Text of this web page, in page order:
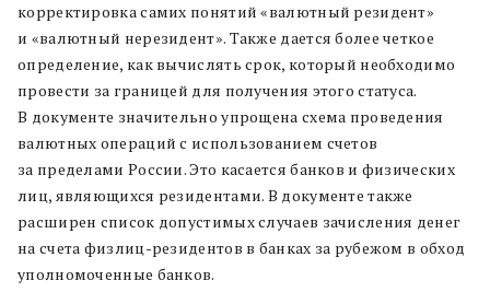
корректировка самих понятий «валютный резидент»
и «валютный нерезидент». Также дается более четкое
определение, как вычислять срок, который необходимо
провести за границей для получения этого статуса.
В документе значительно упрощена схема проведения
валютных операций с использованием счетов
за пределами России. Это касается банков и физических
лиц, являющихся резидентами. В документе также
расширен список допустимых случаев зачисления денег
на счета физлиц-резидентов в банках за рубежом в обход
уполномоченные банков.